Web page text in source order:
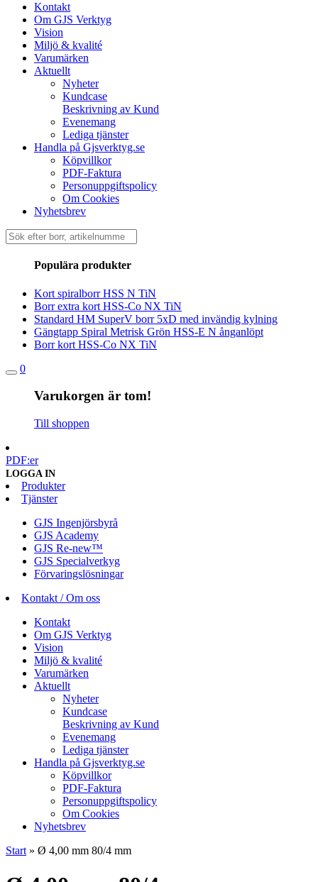
Kontakt
Om GJS Verktyg
Vision
Miljö & kvalité
Varumärken
Aktuellt
Nyheter
Kundcase
Beskrivning av Kund
Evenemang
Lediga tjänster
Handla på Gjsverktyg.se
Köpvillkor
PDF-Faktura
Personuppgiftspolicy
Om Cookies
Nyhetsbrev
Sök
efter:
Populära produkter
Kort spiralborr HSS N TiN
Borr extra kort HSS-Co NX TiN
Standard HM SuperV borr 5xD med invändig kylning
Gängtapp Spiral Metrisk Grön HSS-E N ånganlöpt
Borr kort HSS-Co NX TiN
0
Varukorgen är tom!
Till shoppen
PDF:er
LOGGA IN
Produkter
Tjänster
GJS Ingenjörsbyrå
GJS Academy
GJS Re-new™
GJS Specialverkyg
Förvaringslösningar
Kontakt / Om oss
Kontakt
Om GJS Verktyg
Vision
Miljö & kvalité
Varumärken
Aktuellt
Nyheter
Kundcase
Beskrivning av Kund
Evenemang
Lediga tjänster
Handla på Gjsverktyg.se
Köpvillkor
PDF-Faktura
Personuppgiftspolicy
Om Cookies
Nyhetsbrev
Start » Ø 4,00 mm 80/4 mm